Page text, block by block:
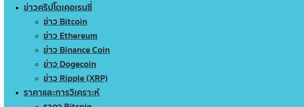
ข่าวคริปโตเคอเรนซี่
ข่าว Bitcoin
ข่าว Ethereum
ข่าว Binance Coin
ข่าว Dogecoin
ข่าว Ripple (XRP)
ราคาและการวิเคราะห์